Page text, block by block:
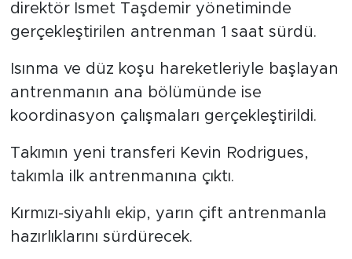
direktör İsmet Taşdemir yönetiminde
gerçekleştirilen antrenman 1 saat sürdü.
Isınma ve düz koşu hareketleriyle başlayan
antrenmanın ana bölümünde ise
koordinasyon çalışmaları gerçekleştirildi.
Takımın yeni transferi Kevin Rodrigues,
takımla ilk antrenmanına çıktı.
Kırmızı-siyahlı ekip, yarın çift antrenmanla
hazırlıklarını sürdürecek.